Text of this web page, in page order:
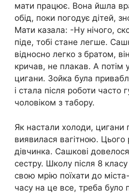
мати працює. Вона йшла
обід, поки погодує дітей,
Мати казала: -Ну нічого,
піде, тобі стане легше.
відносно легко з братом,
кричав, не плакав. А потім
цигани. Зойка була
і стала після роботи часто
чоловіком з табору.
Як настали холоди, цигани
виявилася вагітною. Цього
дівчинка. Сашкові
сестру. Школу після 8
свою мрію поїхати до
часу на це все, треба було